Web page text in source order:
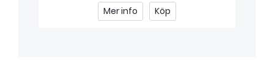
Mer info Köp